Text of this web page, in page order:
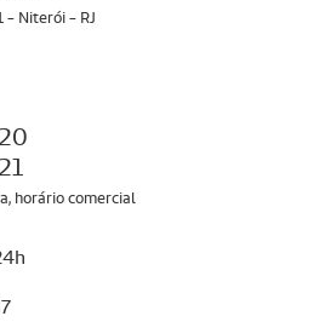
- Niterói - RJ
horário comercial